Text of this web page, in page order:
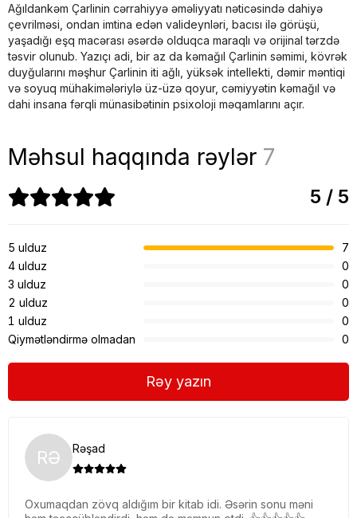
Ağıldankəm Çarlinin cərrahiyyə əməliyyatı nəticəsində dahiyə
çevrilməsi, ondan imtina edən valideynləri, bacısı ilə görüşü,
yaşadığı eşq macərası əsərdə olduqca maraqlı və orijinal tərzdə
təsvir olunub. Yazıçı adi, bir az da kəmağıl Çarlinin səmimi, kövrək
duyğularını məşhur Çarlinin iti ağlı, yüksək intellekti, dəmir məntiqi
və soyuq mühakimələriylə üz-üzə qoyur, cəmiyyətin kəmağıl və
dahi insana fərqli münasibətinin psixoloji məqamlarını açır.
Məhsul haqqında rəylər 7
RƏ Rəşad
Oxumaqdan zövq aldığım bir kitab idi. Əsərin sonu məni
5 / 5
5 ulduz
7
4 ulduz
0
3 ulduz
0
2 ulduz
0
1 ulduz
0
Qiymətləndirmə olmadan
0
Rəy yazın